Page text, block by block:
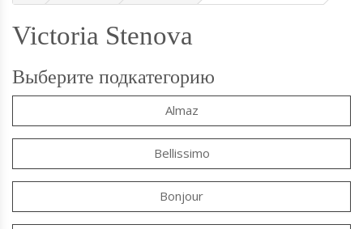
Victoria Stenova
Выберите подкатегорию
Almaz
Bellissimo
Bonjour